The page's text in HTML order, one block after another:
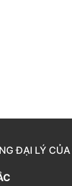
ĐẠI LÝ CỦA